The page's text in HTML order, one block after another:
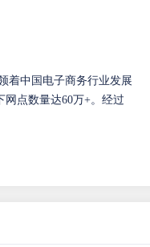
着中国电子商务行业发展
点数量达60万+。经过